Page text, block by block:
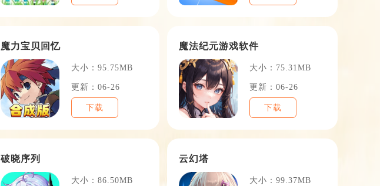
魔力宝贝回忆
大小：95.75MB
更新：06-26
下载
魔法纪元游戏软件
大小：75.31MB
更新：06-26
下载
破晓序列
大小：86.50MB
云幻塔
大小：99.37MB